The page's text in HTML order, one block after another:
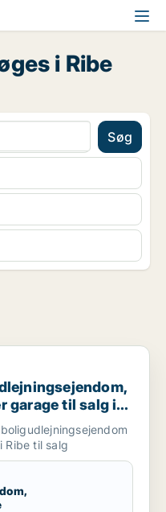
i Ribe
Søg
garage til salg i
Ribe til salg